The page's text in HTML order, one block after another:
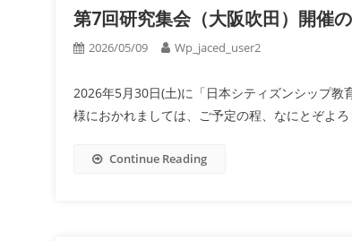
第7回研究集会（大阪吹田）開催
2026/05/09 Wp_jaced_user2
2026年5月30日(土)に「日本シティズンシップ
様におかれましては、ご予定の程、なにとぞよ
Continue Reading